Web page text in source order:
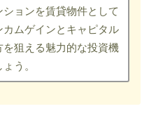
ョンを賃貸物件として
カムゲインとキャピタル
を狙える魅力的な投資機
う。